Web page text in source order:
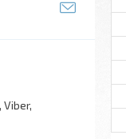
Viber